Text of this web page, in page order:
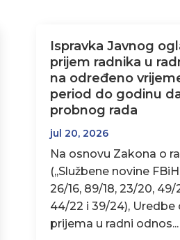
Ispravka Javnog
prijem radnika u
na određeno
period do godinu
probnog rada
jul 20, 2026
Na osnovu Zakona o
(,,Službene novine
26/16, 89/18, 23/20, 49/
44/22 i 39/24),
prijema u radni odnos...